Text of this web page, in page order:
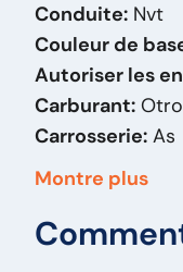
Conduite: Nvt
Couleur de
Autoriser les
Carburant: Otro
Carrosserie: As
Masse (kg):
Marque:BPW
Modèle original:
Montre plus